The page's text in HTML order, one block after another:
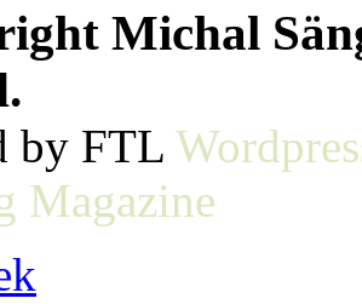
Michal
by FTL
Magazine